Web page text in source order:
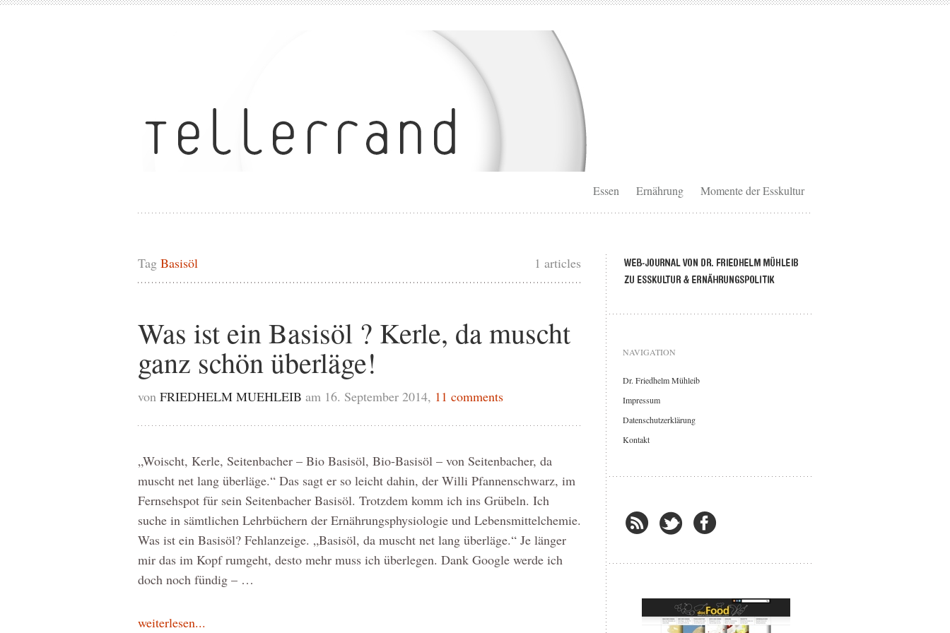
Essen Ernährung Momente der Esskultur
1 articles
Tag Basisöl
Was ist ein Basisöl ? Kerle, da muscht
ganz schön überläge!
von FRIEDHELM MUEHLEIB am 16. September 2014, 11 comments
„Woischt, Kerle, Seitenbacher – Bio Basisöl, Bio-Basisöl – von Seitenbacher, da
muscht net lang überläge.“ Das sagt er so leicht dahin, der Willi Pfannenschwarz, im
Fernsehspot für sein Seitenbacher Basisöl. Trotzdem komm ich ins Grübeln. Ich
suche in sämtlichen Lehrbüchern der Ernährungsphysiologie und Lebensmittelchemie.
Was ist ein Basisöl? Fehlanzeige. „Basisöl, da muscht net lang überläge.“ Je länger
mir das im Kopf rumgeht, desto mehr muss ich überlegen. Dank Google werde ich
doch noch fündig – …
weiterlesen...
NAVIGATION
Dr. Friedhelm Mühleib
Impressum
Datenschutzerklärung
Kontakt